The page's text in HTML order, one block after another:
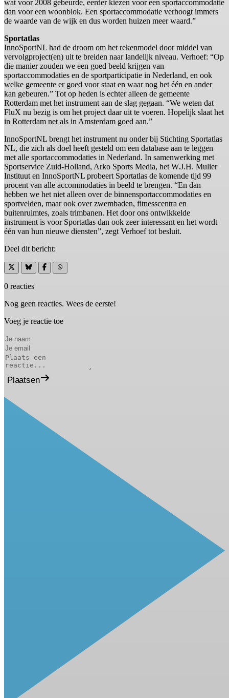
wat voor 2008 gebeurde, eerder kiezen voor een sportaccommodatie
dan voor een woonblok. Een sportaccommodatie verhoogt immers
de waarde van de wijk en dus worden huizen meer waard.”
Sportatlas
InnoSportNL had de droom om het rekenmodel door middel van
vervolgproject(en) uit te breiden naar landelijk niveau. Verhoef: “Op
die manier zouden we een goed beeld krijgen van
sportaccommodaties en de sportparticipatie in Nederland, en ook
welke gemeente er goed voor staat en waar nog het één en ander
kan gebeuren.” Tot op heden is echter alleen de gemeente
Rotterdam met het instrument aan de slag gegaan. “We weten dat
FluX nu bezig is om het project daar uit te voeren. Hopelijk slaat het
in Rotterdam net als in Amsterdam goed aan.”
InnoSportNL brengt het instrument nu onder bij Stichting Sportatlas
NL, die zich als doel heeft gesteld om een database aan te leggen
met alle sportaccommodaties in Nederland. In samenwerking met
Sportservice Zuid-Holland, Arko Sports Media, het W.J.H. Mulier
Instituut en InnoSportNL probeert Sportatlas de komende tijd 99
procent van alle accommodaties in beeld te brengen. “En dan
hebben we het niet alleen over de binnensportaccommodaties en
sportvelden, maar ook over zwembaden, fitnesscentra en
buitenruimtes, zoals trimbanen. Het door ons ontwikkelde
instrument is voor Sportatlas dan ook zeer interessant en het wordt
één van hun nieuwe diensten”, zegt Verhoef tot besluit.
Deel dit bericht:
0 reacties
Nog geen reacties. Wees de eerste!
Voeg je reactie toe
Plaatsen